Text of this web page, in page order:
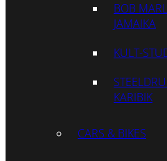
BOB
JAMAIKA
KULT-
KARIBIK
CARS & BIKES